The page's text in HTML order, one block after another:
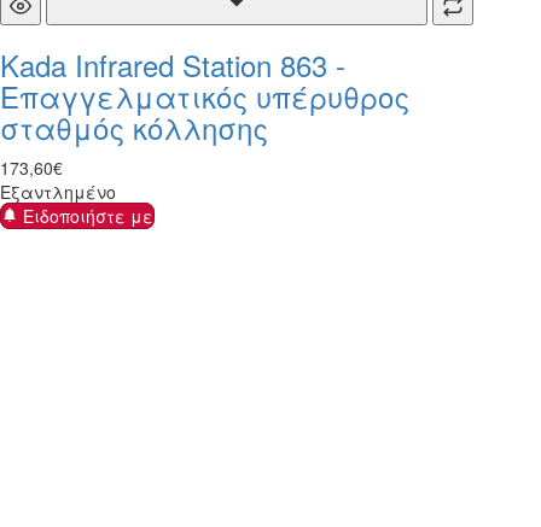
Kada Infrared Station 863 -
Επαγγελματικός υπέρυθρος
σταθμός κόλλησης
173,60€
Εξαντλημένο
Ειδοποιήστε με